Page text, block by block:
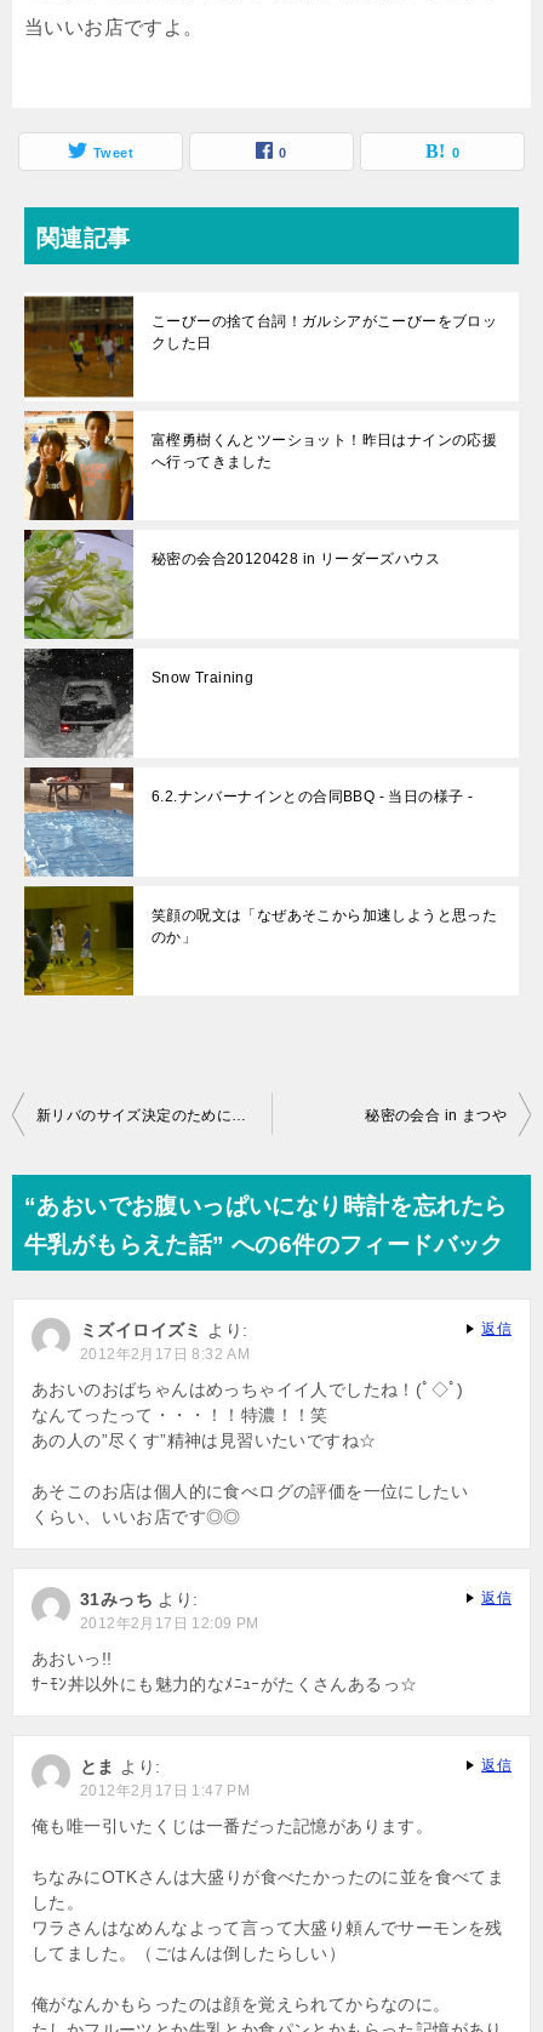
当いいお店ですよ。
Tweet 0 0
関連記事
こーびーの捨て台詞！ガルシアがこーびーをブロッ
クした日
富樫勇樹くんとツーショット！昨日はナインの応援
へ行ってきました
秘密の会合20120428 in リーダーズハウス
Snow Training
6.2.ナンバーナインとの合同BBQ - 当日の様子 -
笑顔の呪文は「なぜあそこから加速しようと思った
のか」
投
ゲ
シ
ョ
ン
秘密の会合 in まつや
“あおいでお腹いっぱいになり時計を忘れたら
牛乳がもらえた話” への6件のフィードバック
ミズイロイズミ より:
2012年2月17日 8:32 AM
あおいのおばちゃんはめっちゃイイ人でしたね！(ﾟ◇ﾟ)
なんてったって・・・！！特濃！！笑
あの人の”尽くす”精神は見習いたいですね☆
あそこのお店は個人的に食べログの評価を一位にしたい
くらい、いいお店です◎◎
返信
31みっち より:
2012年2月17日 12:09 PM
あおいっ!!
ｻｰﾓﾝ丼以外にも魅力的なﾒﾆｭｰがたくさんあるっ☆
返信
とま より:
2012年2月17日 1:47 PM
俺も唯一引いたくじは一番だった記憶があります。
ちなみにOTKさんは大盛りが食べたかったのに並を食べてま
した。
ワラさんはなめんなよって言って大盛り頼んでサーモンを残
してました。（ごはんは倒したらしい）
俺がなんかもらったのは顔を覚えられてからなのに。
返信